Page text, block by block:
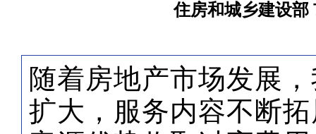
住房和城乡建设部
随着房地产市场发展
扩大，服务内容不断